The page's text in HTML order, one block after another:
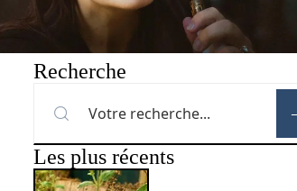
Recherche
Les plus récents